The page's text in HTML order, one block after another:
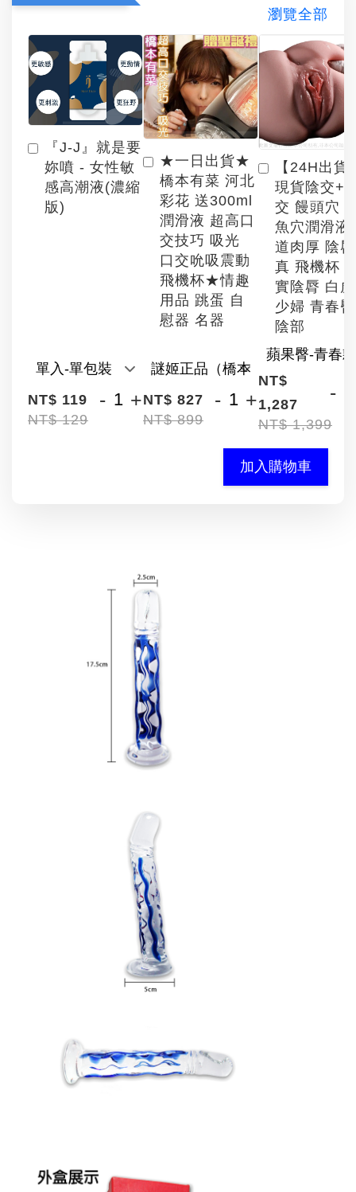
瀏覽全部
『J-J』就是要
妳噴 - 女性敏
感高潮液(濃縮
版)
NT$ 119
NT$ 129
- +
★一日出貨★
橋本有菜 河北
彩花 送300ml
潤滑液 超高口
交技巧 吸光
口交吮吸震動
飛機杯★情趣
用品 跳蛋 自
慰器 名器
NT$ 827
NT$ 899
- +
【24H出貨
現貨陰交+
交 饅頭穴
魚穴潤滑液
道肉厚 陰
真 飛機杯
實陰脣 白
少婦 青春臀
陰部
NT$
1,287
NT$ 1,399
-
加入購物車